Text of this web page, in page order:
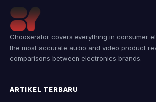
Chooserator covers everything in consumer
the most accurate audio and video product
comparisons between electronics brands.
ARTIKEL TERBARU